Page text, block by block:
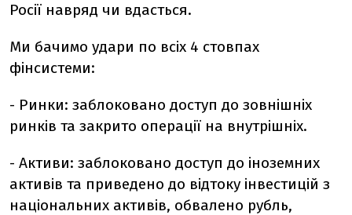
Росії навряд чи вдасться.
Ми бачимо удари по всіх 4 стовпах
фінсистеми:
- Ринки: заблоковано доступ до зовнішніх
ринків та закрито операції на внутрішніх.
- Активи: заблоковано доступ до іноземних
активів та приведено до відтоку інвестицій з
національних активів, обвалено рубль,